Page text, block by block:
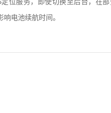
电池续航时间。